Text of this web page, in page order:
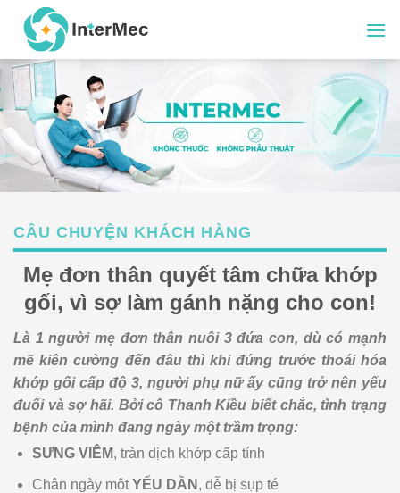
content
CÂU CHUYỆN KHÁCH HÀNG
Mẹ đơn thân quyết tâm chữa khớp
gối, vì sợ làm gánh nặng cho con!
Là 1 người mẹ đơn thân nuôi 3 đứa con, dù có mạnh
mẽ kiên cường đến đâu thì khi đứng trước thoái hóa
khớp gối cấp độ 3, người phụ nữ ấy cũng trở nên yếu
đuối và sợ hãi. Bởi cô Thanh Kiều biết chắc, tình trạng
bệnh của mình đang ngày một trầm trọng:
SƯNG VIÊM, tràn dịch khớp cấp tính
Chân ngày mộtYẾU DẦN , dễ bị sụp té